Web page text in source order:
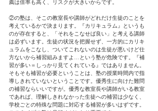
薦は倍率も高く、リスクが大きいからです。
②の塾は、そこの教室長や講師がどれだけ生徒のことを
考えているかで決まります。『カリキュラム』というも
のが存在すると、「それをこなせば良い」と考える講師
は必ずいます。生徒の状況を把握せず、一方的にカリキ
ュラムをこなし、ついてこれないのは生徒が悪いけど仕
方ないから補習組みますよ…という塾が危険です。『補
習が多い＝しっかり見てくれている』ではありません。
そもそも補習が必要ということは、塾の授業時間内で指
導しきれていないということです。優秀生に向けた難問
の補習ならいいですが。優秀な教室長や講師がいる教室
であれば、理解しきれなかった生徒への補習は少なく、
学校ごとの特殊な問題に対応する補習が多いはずです。